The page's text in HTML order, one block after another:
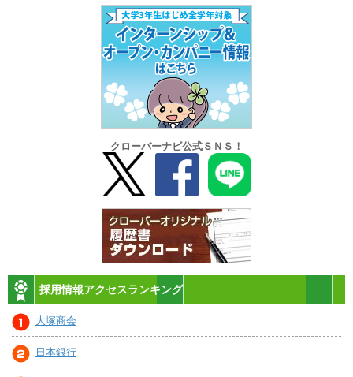
クローバーナビ公式ＳＮＳ！
採用情報アクセスランキング
大塚商会
日本銀行